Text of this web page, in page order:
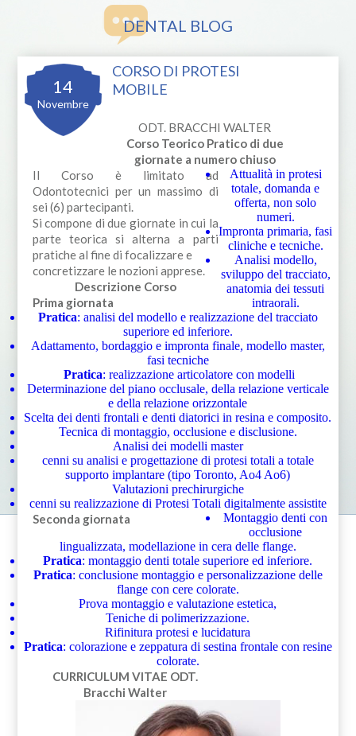
DENTAL BLOG
14
Novembre
CORSO DI PROTESI
MOBILE
ODT. BRACCHI WALTER
Corso Teorico Pratico di due
giornate a numero chiuso
Il Corso è limitato ad
Odontotecnici per un massimo di
sei (6) partecipanti.
Si compone di due giornate in cui la
parte teorica si alterna a parti
pratiche al fine di focalizzare e
concretizzare le nozioni apprese.
Descrizione Corso
Prima giornata
Attualità in protesi
totale, domanda e
offerta, non solo
numeri.
Impronta primaria, fasi
cliniche e tecniche.
Analisi modello,
sviluppo del tracciato,
anatomia dei tessuti
intraorali.
Pratica: analisi del modello e realizzazione del tracciato
superiore ed inferiore.
Adattamento, bordaggio e impronta finale, modello master,
fasi tecniche
Pratica: realizzazione articolatore con modelli
Determinazione del piano occlusale, della relazione verticale
e della relazione orizzontale
Scelta dei denti frontali e denti diatorici in resina e composito.
Tecnica di montaggio, occlusione e disclusione.
Analisi dei modelli master
cenni su analisi e progettazione di protesi totali a totale
supporto implantare (tipo Toronto, Ao4 Ao6)
Valutazioni prechirurgiche
cenni su realizzazione di Protesi Totali digitalmente assistite
Seconda giornata
Montaggio denti con
occlusione
lingualizzata, modellazione in cera delle flange.
Pratica: montaggio denti totale superiore ed inferiore.
Pratica: conclusione montaggio e personalizzazione delle
flange con cere colorate.
Prova montaggio e valutazione estetica,
Teniche di polimerizzazione.
Rifinitura protesi e lucidatura
Pratica: colorazione e zeppatura di sestina frontale con resine
colorate.
CURRICULUM VITAE ODT.
Bracchi Walter